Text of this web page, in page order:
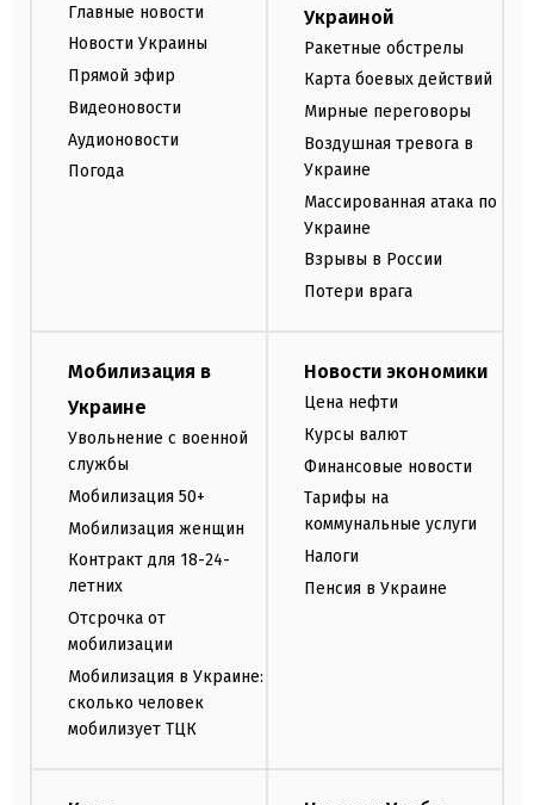
Главные новости
Новости Украины
Прямой эфир
Видеоновости
Аудионовости
Погода
Украиной
Ракетные обстрелы
Карта боевых действий
Мирные переговоры
Воздушная тревога в
Украине
Массированная атака по
Украине
Взрывы в России
Потери врага
Мобилизация в
Украине
Увольнение с военной
службы
Мобилизация 50+
Мобилизация женщин
Контракт для 18-24-
летних
Отсрочка от
мобилизации
Мобилизация в Украине:
сколько человек
мобилизует ТЦК
Новости экономики
Цена нефти
Курсы валют
Финансовые новости
Тарифы на
коммунальные услуги
Налоги
Пенсия в Украине